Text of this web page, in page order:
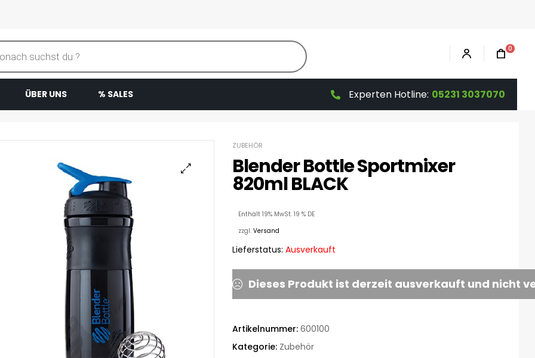
0
ÜBER UNS % SALES Experten Hotline: 05231 3037070
ZUBEHÖR
Blender Bottle Sportmixer
820ml BLACK
Enthält 19% MwSt. 19 % DE
zzgl. Versand
Lieferstatus: Ausverkauft
Dieses Produkt ist derzeit ausverkauft und nicht
Artikelnummer: 600100
Kategorie: Zubehör